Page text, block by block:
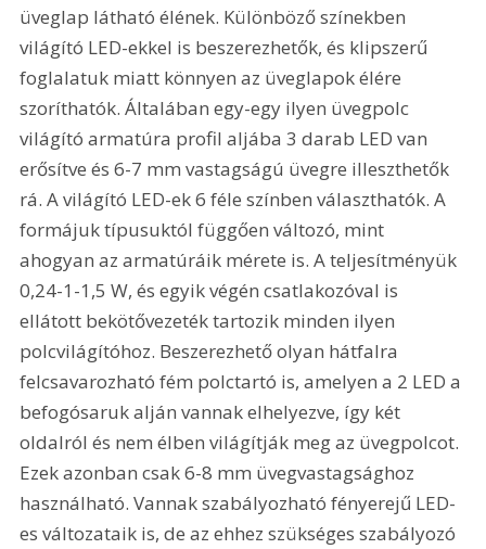
üveglap látható élének. Különböző színekben
világító LED-ekkel is beszerezhetők, és klipszerű
foglalatuk miatt könnyen az üveglapok élére
szoríthatók. Általában egy-egy ilyen üvegpolc
világító armatúra profil aljába 3 darab LED van
erősítve és 6-7 mm vastagságú üvegre illeszthetők
rá. A világító LED-ek 6 féle színben választhatók. A
formájuk típusuktól függően változó, mint
ahogyan az armatúráik mérete is. A teljesítményük
0,24-1-1,5 W, és egyik végén csatlakozóval is
ellátott bekötővezeték tartozik minden ilyen
polcvilágítóhoz. Beszerezhető olyan hátfalra
felcsavarozható fém polctartó is, amelyen a 2 LED a
befogósaruk alján vannak elhelyezve, így két
oldalról és nem élben világítják meg az üvegpolcot.
Ezek azonban csak 6-8 mm üvegvastagsághoz
használható. Vannak szabályozható fényerejű LED-
es változataik is, de az ehhez szükséges szabályozó